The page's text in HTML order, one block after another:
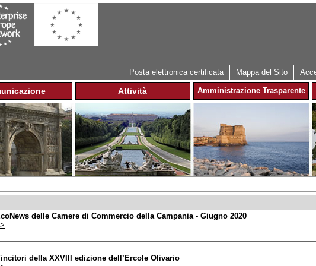
Mappa del Sito
Posta elettronica certificata
Attività Amministrazione Trasparente
delle Camere di Commercio della Campania - Giugno 2020
della XXVIII edizione dell’Ercole Olivario